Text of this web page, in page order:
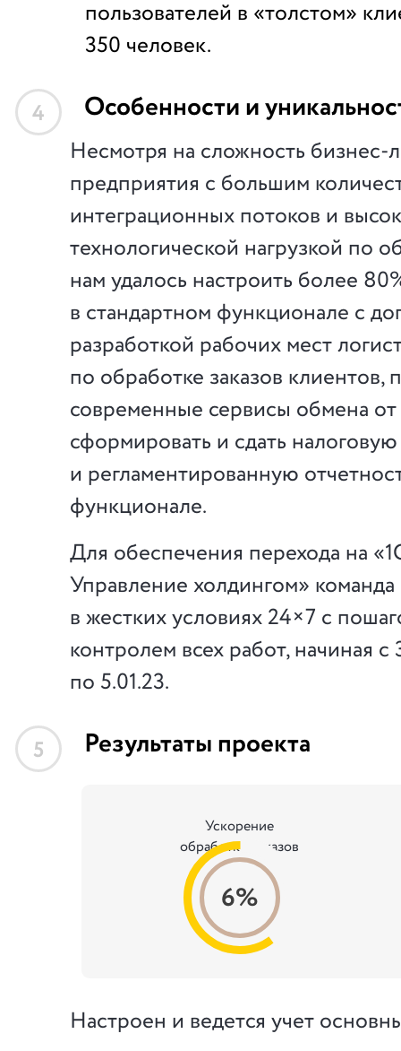
пользователей в «толстом»
350 человек.
4 Особенности и
Несмотря на сложность бизнес-
предприятия с большим
интеграционных потоков и
технологической нагрузкой по
нам удалось настроить более
в стандартном функционале с
разработкой рабочих мест
по обработке заказов клиентов,
современные сервисы обмена от
сформировать и сдать налоговую
и регламентированную
функционале.
Для обеспечения перехода на
Управление холдингом» команда
в жестких условиях 24×7 с
контролем всех работ, начиная с
по 5.01.23.
5 Результаты проекта
Ускорение
обработки заказов
6%
Настроен и ведется учет